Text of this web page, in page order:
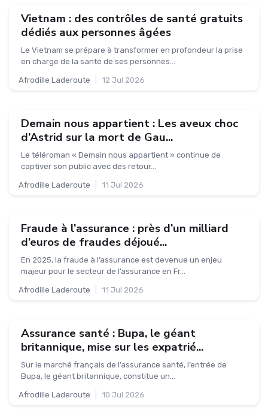
Vietnam : des contrôles de santé gratuits
dédiés aux personnes âgées
Le Vietnam se prépare à transformer en profondeur la prise
en charge de la santé de ses personnes...
Afrodille Laderoute 12 Jul 2026
Demain nous appartient : Les aveux choc
d’Astrid sur la mort de Gau...
Le téléroman « Demain nous appartient » continue de
captiver son public avec des retour...
Afrodille Laderoute 11 Jul 2026
Fraude à l’assurance : près d’un milliard
d’euros de fraudes déjoué...
En 2025, la fraude à l’assurance est devenue un enjeu
majeur pour le secteur de l’assurance en Fr...
Afrodille Laderoute 11 Jul 2026
Assurance santé : Bupa, le géant
britannique, mise sur les expatrié...
Sur le marché français de l’assurance santé, l’entrée de
Bupa, le géant britannique, constitue un...
Afrodille Laderoute 10 Jul 2026